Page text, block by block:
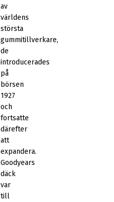
av
världens
största
gummitillverkare,
de
introducerades
på
börsen
1927
och
fortsatte
därefter
att
expandera.
Goodyears
däck
var
till